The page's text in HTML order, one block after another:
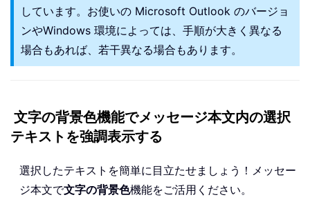
しています。お使いの Microsoft Outlook のバージョ
ンやWindows 環境によっては、手順が大きく異なる
場合もあれば、若干異なる場合もあります。
文字の背景色機能でメッセージ本文内の選択
テキストを強調表示する
選択したテキストを簡単に目立たせましょう！メッセー
ジ本文で文字の背景色機能をご活用ください。